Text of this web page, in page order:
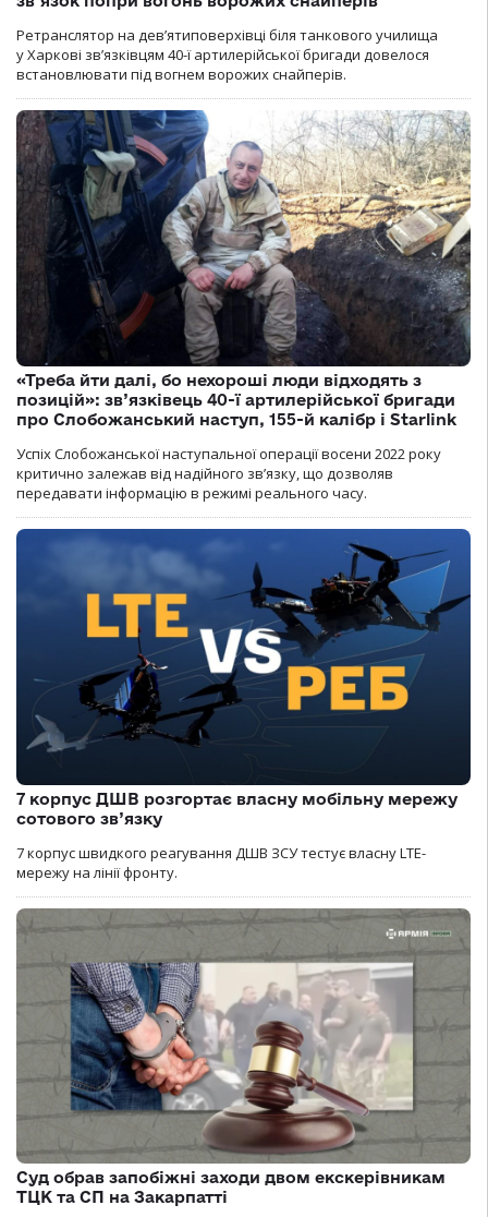
Ретранслятор на дев’ятиповерхівці біля танкового училища
у Харкові зв’язківцям 40-ї артилерійської бригади довелося
встановлювати під вогнем ворожих снайперів.
«Треба йти далі, бо нехороші люди відходять з
позицій»: зв’язківець 40-ї артилерійської бригади
про Слобожанський наступ, 155-й калібр і Starlink
Успіх Слобожанської наступальної операції восени 2022 року
критично залежав від надійного зв’язку, що дозволяв
передавати інформацію в режимі реального часу.
7 корпус ДШВ розгортає власну мобільну мережу
сотового зв’язку
7 корпус швидкого реагування ДШВ ЗСУ тестує власну LTE-
мережу на лінії фронту.
Суд обрав запобіжні заходи двом екскерівникам
ТЦК та СП на Закарпатті